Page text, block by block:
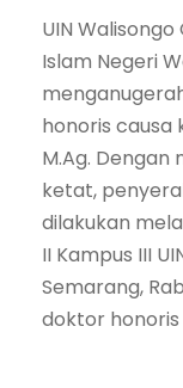
UIN
Islam Negeri
honoris causa
M.Ag.
ketat,
dilakukan
II Kampus III
Semarang,
doktor honoris